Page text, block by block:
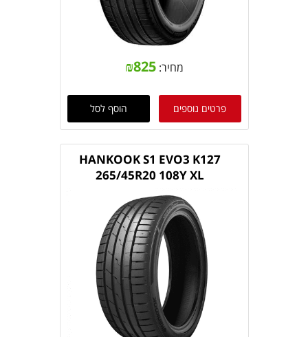
מחיר: ₪825
פרטים נוספים הוסף לסל
HANKOOK S1 EVO3 K127
265/45R20 108Y XL